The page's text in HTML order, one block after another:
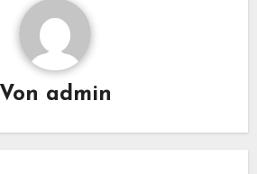
Von admin